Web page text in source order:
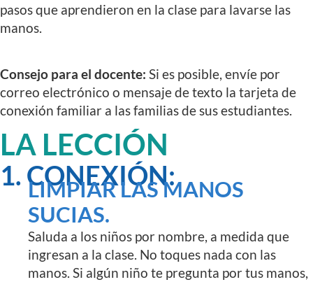
pasos que aprendieron en la clase para lavarse las
manos.
Consejo para el docente: Si es posible, envíe por
correo electrónico o mensaje de texto la tarjeta de
conexión familiar a las familias de sus estudiantes.
LA LECCIÓN
1. CONEXIÓN:
LIMPIAR LAS MANOS
SUCIAS.
Saluda a los niños por nombre, a medida que
ingresan a la clase. No toques nada con las
manos. Si algún niño te pregunta por tus manos,